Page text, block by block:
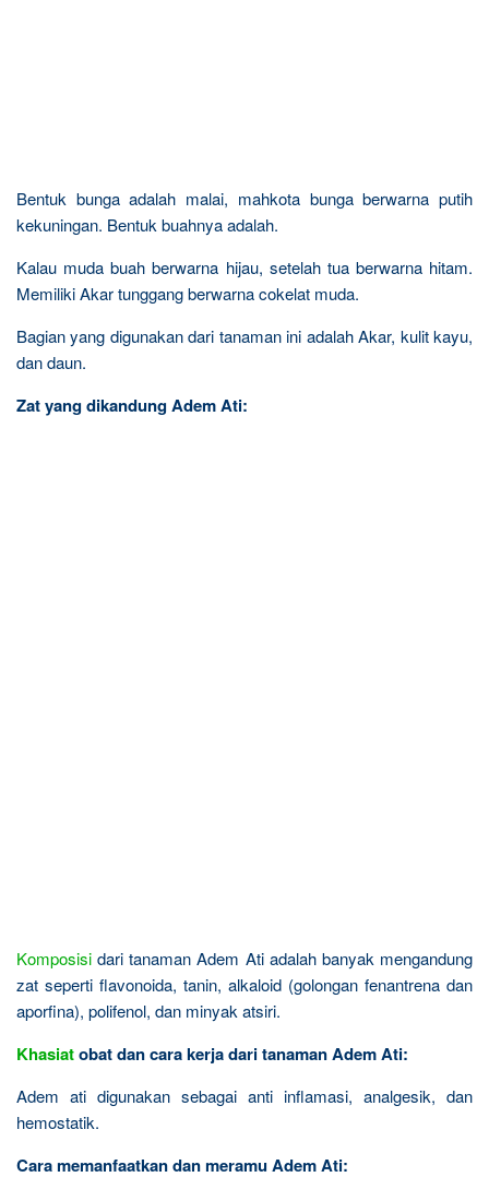
Bentuk bunga adalah malai, mahkota bunga berwarna putih
kekuningan. Bentuk buahnya adalah.
Kalau muda buah berwarna hijau, setelah tua berwarna hitam.
Memiliki Akar tunggang berwarna cokelat muda.
Bagian yang digunakan dari tanaman ini adalah Akar, kulit kayu,
dan daun.
Zat yang dikandung Adem Ati:
Komposisi dari tanaman Adem Ati adalah banyak mengandung
zat seperti flavonoida, tanin, alkaloid (golongan fenantrena dan
aporfina), polifenol, dan minyak atsiri.
Khasiatobat dan cara kerja dari tanaman Adem Ati:
Adem ati digunakan sebagai anti inflamasi, analgesik, dan
hemostatik.
Cara memanfaatkan dan meramu Adem Ati: